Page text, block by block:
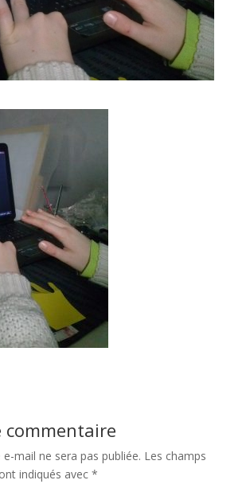
commentaire
mail ne sera pas publiée. Les champs
indiqués avec *